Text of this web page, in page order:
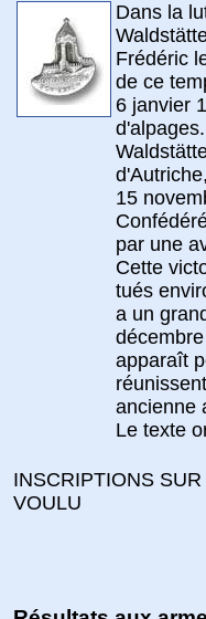
Dans la
Frédéric
de ce
6 janvier
15
par une
Cette
tués
a un
apparaît
ancienne
Le texte
INSCRIPTIONS
VOULU